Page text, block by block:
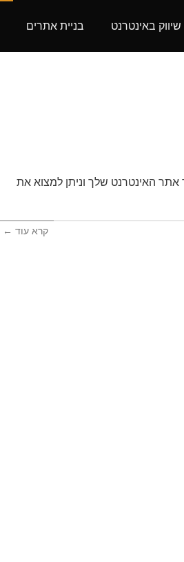
שיווק באינטרנט בניית אתרים
האינטרנט שלך וניתן למצוא את
קרא עוד ←